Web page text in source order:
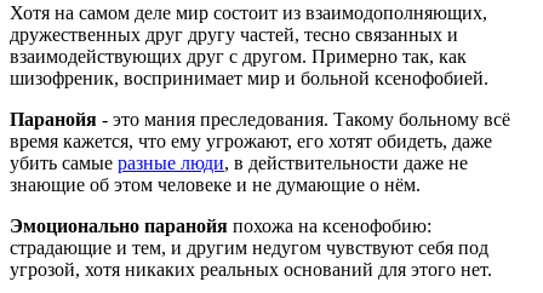
Хотя на самом деле мир состоит из взаимодополняющих,
дружественных друг другу частей, тесно связанных и
взаимодействующих друг с другом. Примерно так, как
шизофреник, воспринимает мир и больной ксенофобией.
Паранойя - это мания преследования. Такому больному всё
время кажется, что ему угрожают, его хотят обидеть, даже
убить самые разные люди, в действительности даже не
знающие об этом человеке и не думающие о нём.
Эмоционально паранойя похожа на ксенофобию:
страдающие и тем, и другим недугом чувствуют себя под
угрозой, хотя никаких реальных оснований для этого нет.